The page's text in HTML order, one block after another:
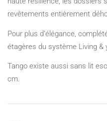
revêtements entièrement
Pour plus d’élégance,
étagères du système Living &
Tango existe aussi sans lit
cm.